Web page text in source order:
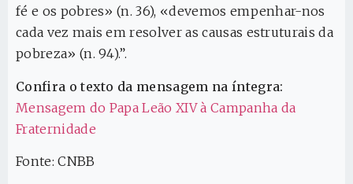
fé e os pobres» (n. 36), «devemos empenhar-nos
cada vez mais em resolver as causas estruturais da
pobreza» (n. 94).”.
Confira o texto da mensagem na íntegra:
Mensagem do Papa Leão XIV à Campanha da
Fraternidade
Fonte: CNBB